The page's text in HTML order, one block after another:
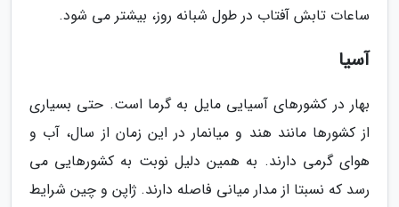
ساعات تابش آفتاب در طول شبانه روز، بیشتر می شود.
آسیا
بهار در کشورهای آسیایی مایل به گرما است. حتی بسیاری
از کشورها مانند هند و میانمار در این زمان از سال، آب و
هوای گرمی دارند. به همین دلیل نوبت به کشورهایی می
رسد که نسبتا از مدار میانی فاصله دارند. ژاپن و چین شرایط